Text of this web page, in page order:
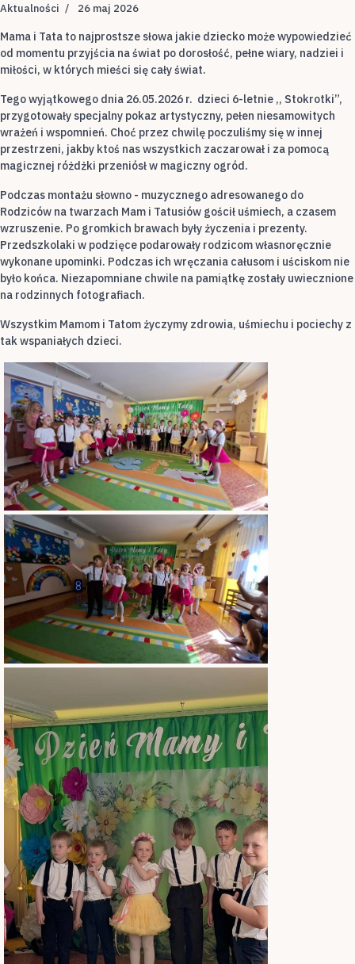
Aktualności 26 maj 2026
Mama i Tata to najprostsze słowa jakie dziecko może wypowiedzieć
od momentu przyjścia na świat po dorosłość, pełne wiary, nadziei i
miłości, w których mieści się cały świat.
Tego wyjątkowego dnia 26.05.2026 r. dzieci 6-letnie ,, Stokrotki”,
przygotowały specjalny pokaz artystyczny, pełen niesamowitych
wrażeń i wspomnień. Choć przez chwilę poczuliśmy się w innej
przestrzeni, jakby ktoś nas wszystkich zaczarował i za pomocą
magicznej różdżki przeniósł w magiczny ogród.
Podczas montażu słowno - muzycznego adresowanego do
Rodziców na twarzach Mam i Tatusiów gościł uśmiech, a czasem
wzruszenie. Po gromkich brawach były życzenia i prezenty.
Przedszkolaki w podzięce podarowały rodzicom własnoręcznie
wykonane upominki. Podczas ich wręczania całusom i uściskom nie
było końca. Niezapomniane chwile na pamiątkę zostały uwiecznione
na rodzinnych fotografiach.
Wszystkim Mamom i Tatom życzymy zdrowia, uśmiechu i pociechy z
tak wspaniałych dzieci.